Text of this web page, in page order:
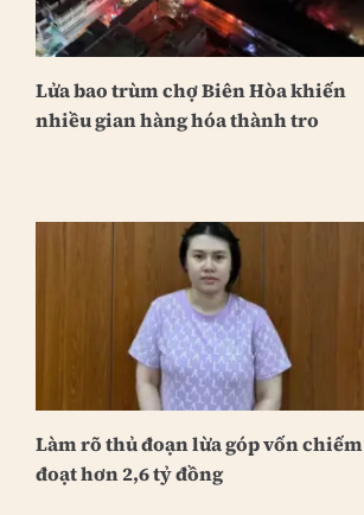
Lửa bao trùm chợ Biên Hòa khiến
nhiều gian hàng hóa thành tro
Làm rõ thủ đoạn lừa góp vốn chiếm
đoạt hơn 2,6 tỷ đồng